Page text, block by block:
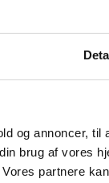
og annoncer,
brug af vores
partnere
med
ATK-bilen er ude